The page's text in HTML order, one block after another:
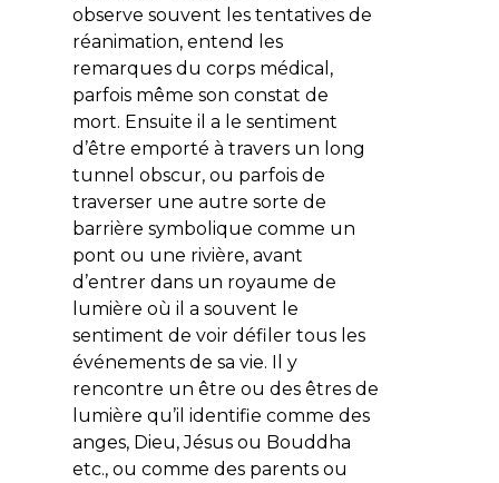
observe souvent les tentatives de
réanimation, entend les
remarques du corps médical,
parfois même son constat de
mort. Ensuite il a le sentiment
d’être emporté à travers un long
tunnel obscur, ou parfois de
traverser une autre sorte de
barrière symbolique comme un
pont ou une rivière, avant
d’entrer dans un royaume de
lumière où il a souvent le
sentiment de voir défiler tous les
événements de sa vie. Il y
rencontre un être ou des êtres de
lumière qu’il identifie comme des
anges, Dieu, Jésus ou Bouddha
etc., ou comme des parents ou